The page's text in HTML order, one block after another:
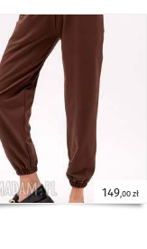
149,00 zł